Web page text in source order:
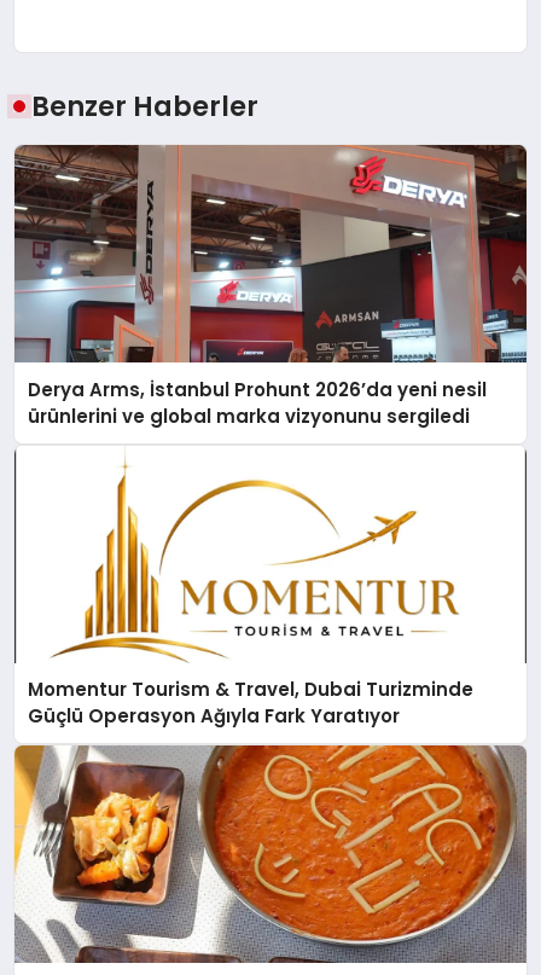
Benzer Haberler
Derya Arms, İstanbul Prohunt 2026’da yeni nesil
ürünlerini ve global marka vizyonunu sergiledi
Momentur Tourism & Travel, Dubai Turizminde
Güçlü Operasyon Ağıyla Fark Yaratıyor